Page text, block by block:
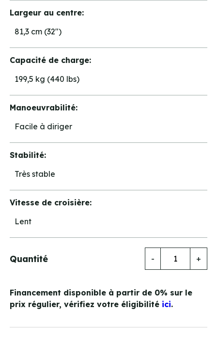
Largeur au centre:
81,3 cm (32")
Capacité de charge:
199,5 kg (440 lbs)
Manoeuvrabilité:
Facile à diriger
Stabilité:
Très stable
Vitesse de croisière:
Lent
Quantité - +
Financement disponible à partir de 0% sur le
prix régulier, vérifiez votre éligibilité ici.